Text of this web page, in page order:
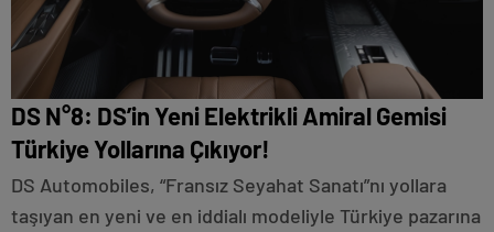
DS N°8: DS’in Yeni Elektrikli Amiral Gemisi
Türkiye Yollarına Çıkıyor!
DS Automobiles, “Fransız Seyahat Sanatı”nı yollara
taşıyan en yeni ve en iddialı modeliyle Türkiye pazarına